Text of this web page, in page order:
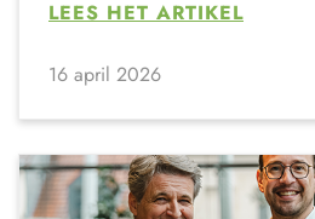
LEES HET ARTIKEL
16 april 2026